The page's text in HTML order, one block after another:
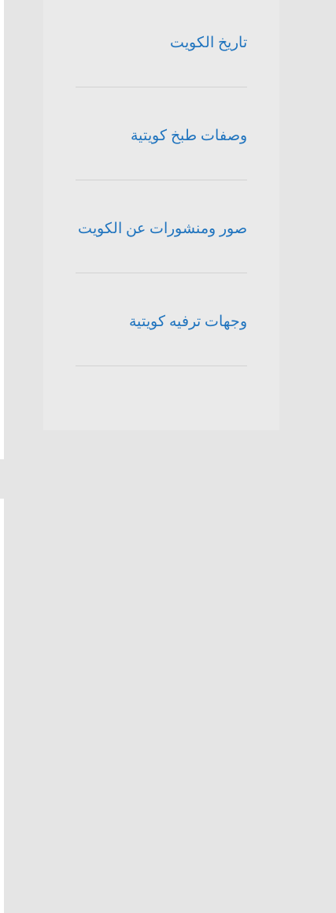
تاريخ الكويت
وصفات طبخ كويتية
صور ومنشورات عن الكويت
وجهات ترفيه كويتية